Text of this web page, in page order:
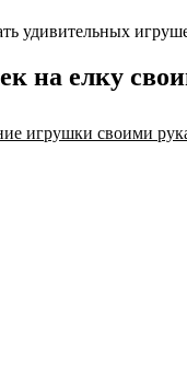
удивительных
на елку
игрушки своими